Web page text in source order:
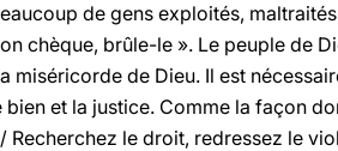
de gens exploités,
chèque, brûle-le ». Le peuple de
miséricorde de Dieu. Il est
et la justice. Comme la façon
Recherchez le droit, redressez le